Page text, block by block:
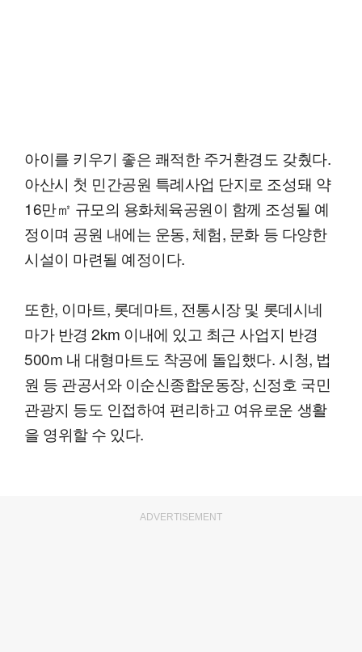
아이를 키우기 좋은 쾌적한 주거환경도 갖췄다.
아산시 첫 민간공원 특례사업 단지로 조성돼 약
16만㎡ 규모의 용화체육공원이 함께 조성될 예
정이며 공원 내에는 운동, 체험, 문화 등 다양한
시설이 마련될 예정이다.
또한, 이마트, 롯데마트, 전통시장 및 롯데시네
마가 반경 2km 이내에 있고 최근 사업지 반경
500m 내 대형마트도 착공에 돌입했다. 시청, 법
원 등 관공서와 이순신종합운동장, 신정호 국민
관광지 등도 인접하여 편리하고 여유로운 생활
을 영위할 수 있다.
ADVERTISEMENT